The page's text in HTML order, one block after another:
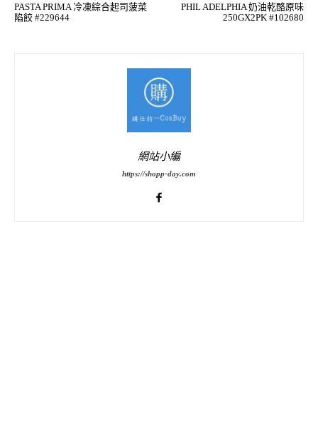
PASTA PRIMA 冷凍綜合起司菠菜
陷餃 #229644
PHIL ADELPHIA 奶油乾酪原味
250GX2PK #102680
網站小編
https://shopp-day.com